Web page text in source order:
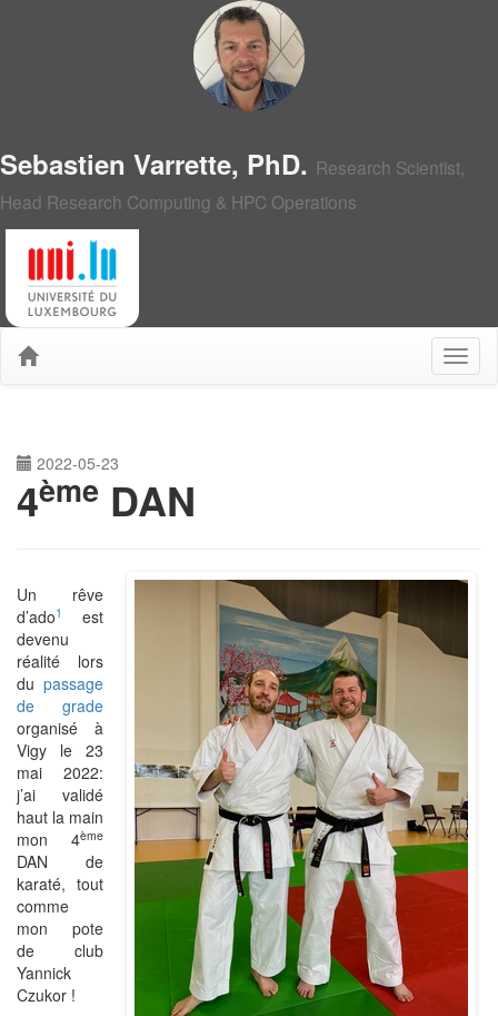
Sebastien Varrette, PhD. Research Scientist,
Head Research Computing & HPC Operations
2022-05-23
4ème DAN
Un rêve
d’ado1
est
devenu
réalité lors
du passage
de grade
organisé à
Vigy le 23
mai 2022:
j’ai validé
haut la main
mon 4ème
DAN de
karaté, tout
comme
mon pote
de club
Yannick
Czukor !